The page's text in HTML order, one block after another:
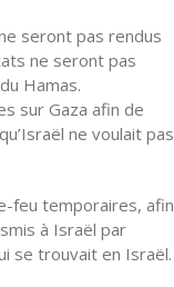
seront pas rendus
ne seront pas
Hamas.
sur Gaza afin de
ne voulait pas
feu temporaires, afin
à Israël par
se trouvait en Israël.